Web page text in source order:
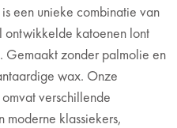
een unieke combinatie van
ontwikkelde katoenen lont
Gemaakt zonder palmolie en
wax. Onze
verschillende
moderne klassiekers,